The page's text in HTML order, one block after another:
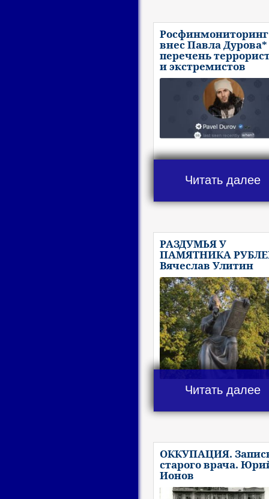
Росфинмониторинг
внес Павла
перечень
и экстремистов
Читать далее
РАЗДУМЬЯ У
ПАМЯТНИКА
Вячеслав Улитин
Читать далее
ОККУПАЦИЯ.
старого врача.
Ионов